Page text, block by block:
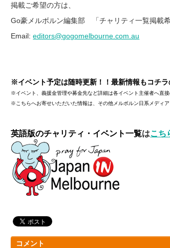
掲載ご希望の方は、
Go豪メルボルン編集部 「チャリティ一覧掲載
Email:editors@gogomelbourne.com.au
※イベント予定は随時更新！！最新情報もコチラ
※イベント、義援金管理や募金先など詳細は各イベント主催者へ直接
※こちらへお寄せいただいた情報は、その他メルボルン日系メディ
英語版のチャリティ・イベント一覧はこち
コメント